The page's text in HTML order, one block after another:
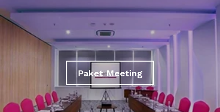
Paket Meeting